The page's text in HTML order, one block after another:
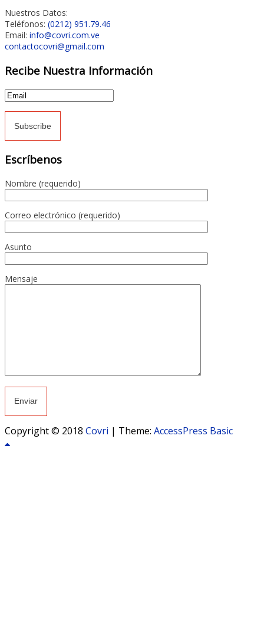
Nuestros Datos:
Teléfonos: (0212) 951.79.46
Email: info@covri.com.ve
contactocovri@gmail.com
Recibe Nuestra Información
Escríbenos
Nombre (requerido)
Correo electrónico (requerido)
Asunto
Mensaje
Copyright © 2018 Covri | Theme: AccessPress Basic